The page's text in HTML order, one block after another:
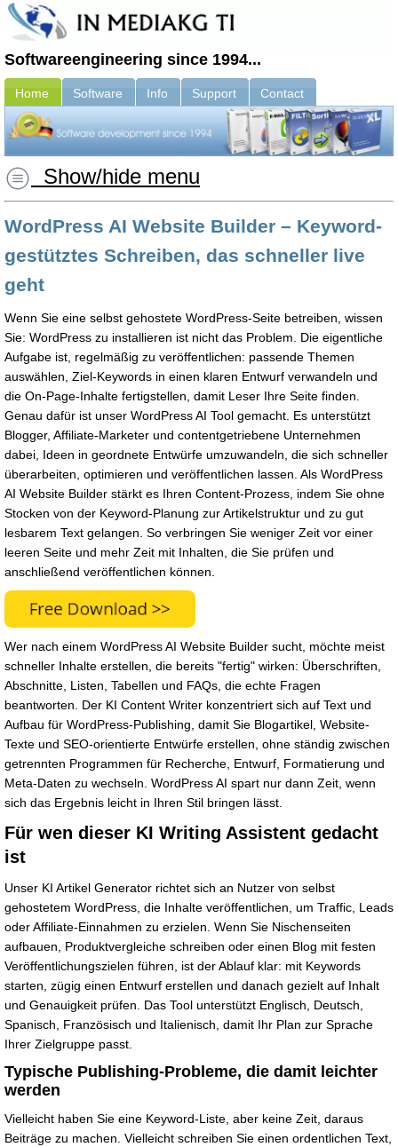
Softwareengineering since 1994...
Home Software Info Support Contact
Show/hide menu
WordPress AI Website Builder – Keyword-
gestütztes Schreiben, das schneller live
geht
Wenn Sie eine selbst gehostete WordPress-Seite betreiben, wissen
Sie: WordPress zu installieren ist nicht das Problem. Die eigentliche
Aufgabe ist, regelmäßig zu veröffentlichen: passende Themen
auswählen, Ziel-Keywords in einen klaren Entwurf verwandeln und
die On-Page-Inhalte fertigstellen, damit Leser Ihre Seite finden.
Genau dafür ist unser WordPress AI Tool gemacht. Es unterstützt
Blogger, Affiliate-Marketer und contentgetriebene Unternehmen
dabei, Ideen in geordnete Entwürfe umzuwandeln, die sich schneller
überarbeiten, optimieren und veröffentlichen lassen. Als WordPress
AI Website Builder stärkt es Ihren Content-Prozess, indem Sie ohne
Stocken von der Keyword-Planung zur Artikelstruktur und zu gut
lesbarem Text gelangen. So verbringen Sie weniger Zeit vor einer
leeren Seite und mehr Zeit mit Inhalten, die Sie prüfen und
anschließend veröffentlichen können.
Wer nach einem WordPress AI Website Builder sucht, möchte meist
schneller Inhalte erstellen, die bereits "fertig" wirken: Überschriften,
Abschnitte, Listen, Tabellen und FAQs, die echte Fragen
beantworten. Der KI Content Writer konzentriert sich auf Text und
Aufbau für WordPress-Publishing, damit Sie Blogartikel, Website-
Texte und SEO-orientierte Entwürfe erstellen, ohne ständig zwischen
getrennten Programmen für Recherche, Entwurf, Formatierung und
Meta-Daten zu wechseln. WordPress AI spart nur dann Zeit, wenn
sich das Ergebnis leicht in Ihren Stil bringen lässt.
Für wen dieser KI Writing Assistent gedacht
ist
Unser KI Artikel Generator richtet sich an Nutzer von selbst
gehostetem WordPress, die Inhalte veröffentlichen, um Traffic, Leads
oder Affiliate-Einnahmen zu erzielen. Wenn Sie Nischenseiten
aufbauen, Produktvergleiche schreiben oder einen Blog mit festen
Veröffentlichungszielen führen, ist der Ablauf klar: mit Keywords
starten, zügig einen Entwurf erstellen und danach gezielt auf Inhalt
und Genauigkeit prüfen. Das Tool unterstützt Englisch, Deutsch,
Spanisch, Französisch und Italienisch, damit Ihr Plan zur Sprache
Ihrer Zielgruppe passt.
Typische Publishing-Probleme, die damit leichter
werden
Vielleicht haben Sie eine Keyword-Liste, aber keine Zeit, daraus
Beiträge zu machen. Vielleicht schreiben Sie einen ordentlichen Text,